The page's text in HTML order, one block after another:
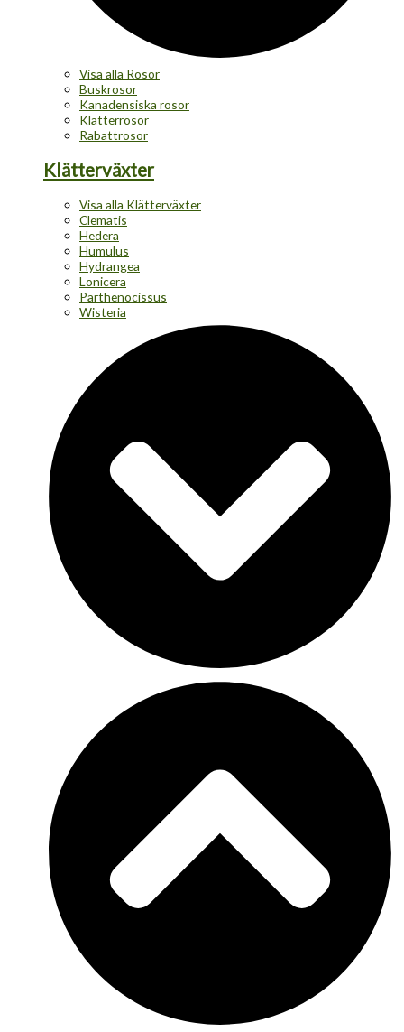
Visa alla Rosor
Buskrosor
Kanadensiska rosor
Klätterrosor
Rabattrosor
Klätterväxter
Visa alla Klätterväxter
Clematis
Hedera
Humulus
Hydrangea
Lonicera
Parthenocissus
Wisteria